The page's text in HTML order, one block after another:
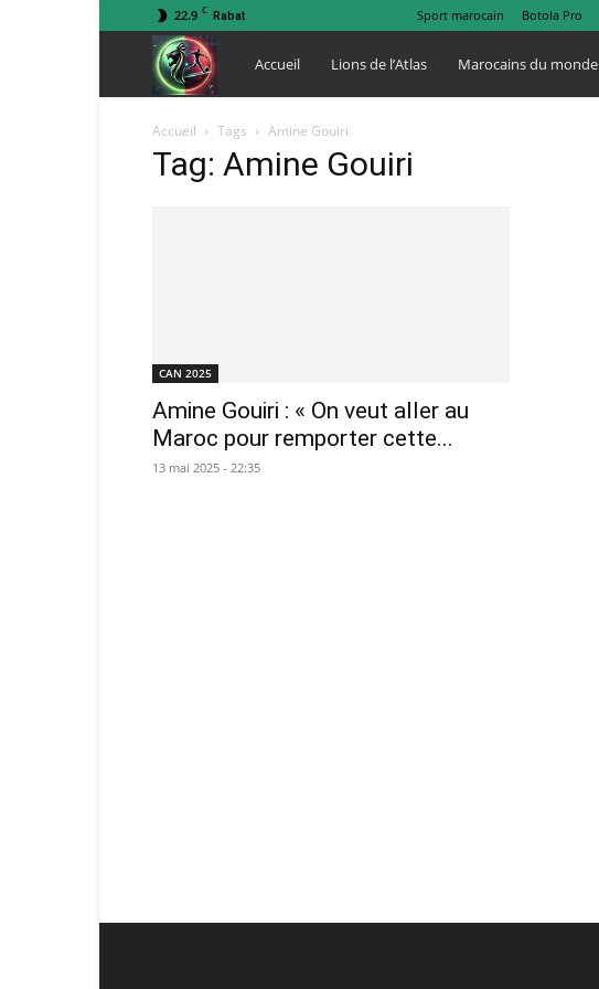
22.9 C Rabat Sport marocain Botola Pro
Lions
de
Accueil Lions de l’Atlas Marocains du monde
Accueil Tags Amine Gouiri
Tag: Amine Gouiri
CAN 2025
Amine Gouiri : « On veut aller au
Maroc pour remporter cette...
13 mai 2025 - 22:35